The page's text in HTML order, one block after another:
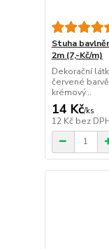
Stuha
2m (7,-Kč/m)
Dekorační
červené
krémový...
14 Kč/ks
12 Kč bez